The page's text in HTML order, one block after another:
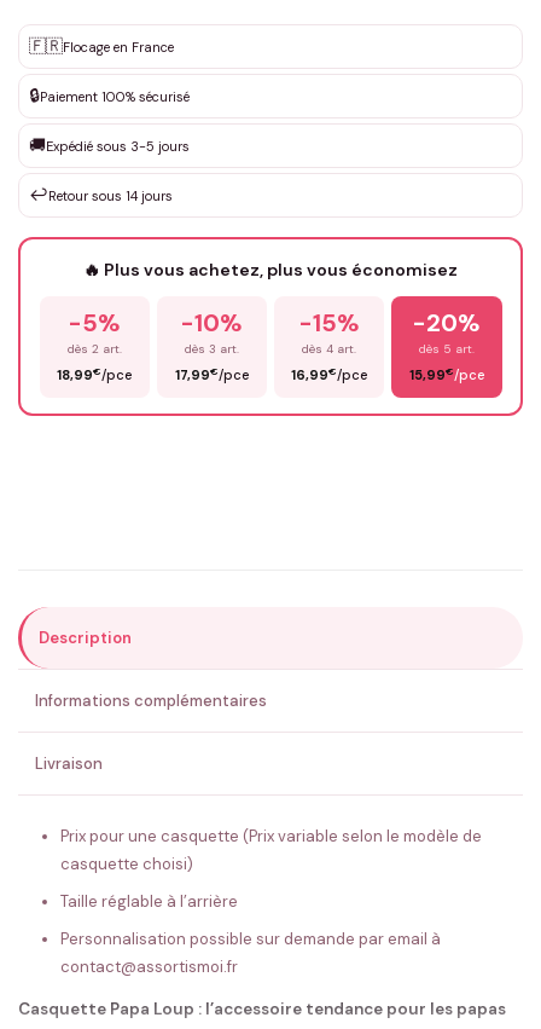
✨ Personnalisation sur mesure
DEVIS GRATUIT · Personnalisation de 3 à 10€ selon la demande
Que souhaitez-vous ?*
Votre texte / idée*
Prénom*
ENVOYER MA DEMANDE ✨
💚 Retour sous 24-48h🇫🇷 Flocage en France✅ Validation avant fabrication
🇫🇷Flocage en France
🔒Paiement 100% sécurisé
🚚Expédié sous 3-5 jours
↩️Retour sous 14 jours
🔥 Plus vous achetez, plus vous économisez
-5%
dès 2 art.
18,99€/pce
-10%
dès 3 art.
17,99€/pce
-15%
dès 4 art.
16,99€/pce
-20%
dès 5 art.
15,99€/pce
Description
Informations complémentaires
Livraison
Prix pour une casquette (Prix variable selon le modèle de
casquette choisi)
Taille réglable à l’arrière
Personnalisation possible sur demande par email à
contact@assortismoi.fr
Casquette Papa Loup : l’accessoire tendance pour les papas